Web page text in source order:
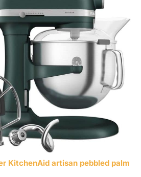
KitchenAid artisan pebbled palm